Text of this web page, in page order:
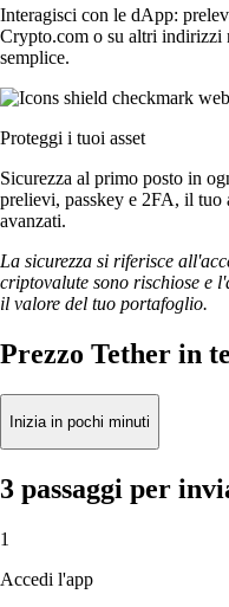
Interagisci con le dApp:
Crypto.com o su altri indirizzi
semplice.
Proteggi i tuoi asset
Sicurezza al primo posto in
prelievi, passkey e 2FA, il tuo
avanzati.
La sicurezza si riferisce
criptovalute sono rischiose e
il valore del tuo portafoglio.
Prezzo Tether in
Inizia in pochi minuti
3 passaggi per
1
Accedi l'app